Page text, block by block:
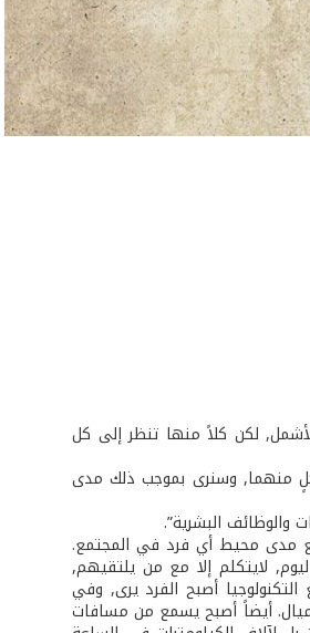
لكن كلاً منها تنظر إلى كل
كلٍ منهما, وسنرى بموجب ذلك مدى
والوظائف البشرية”.
مدى محيط أي فرد في المجتمع.
لايتكلم إلا مع من يلتقيهم,
أصبح الفرد يرى, وفي
أيضاً أصبح يسمع من مسافات